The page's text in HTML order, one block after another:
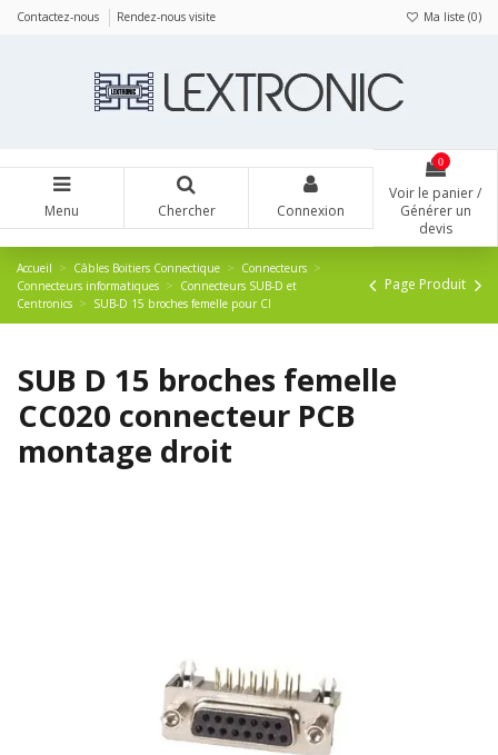
Contactez-nous Rendez-nous visite Ma liste (0)
Menu Chercher Connexion
0
Voir le panier /
Générer un
devis
Accueil Câbles Boitiers Connectique
Connecteurs
Connecteurs informatiques
Connecteurs SUB-D et
Centronics
SUB-D 15 broches femelle pour CI
Page Produit
SUB D 15 broches femelle
CC020 connecteur PCB
montage droit
Panneau de gestion des cookies